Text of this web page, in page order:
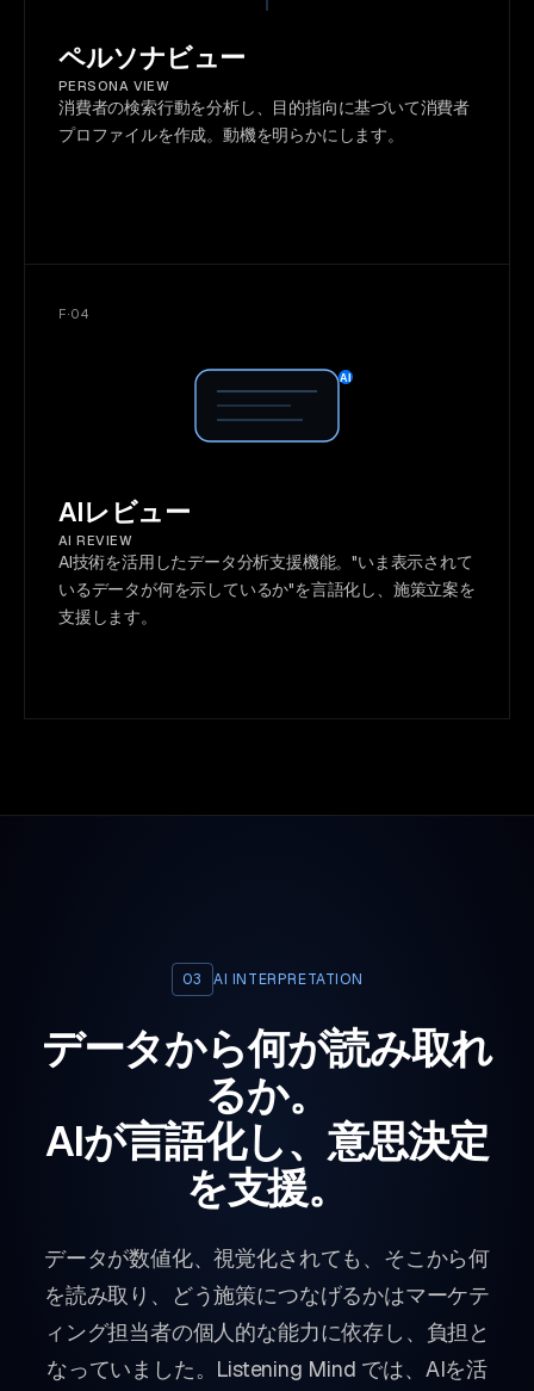
ペルソナビュー
PERSONA VIEW
消費者の検索行動を分析し、目的指向に基づいて消費者
プロファイルを作成。動機を明らかにします。
F·04
AI
AIレビュー
AI REVIEW
AI技術を活用したデータ分析支援機能。"いま表示されて
いるデータが何を示しているか"を言語化し、施策立案を
支援します。
03 AI INTERPRETATION
データから何が読み取れ
るか。
AIが言語化し、意思決定
を支援。
データが数値化、視覚化されても、そこから何
を読み取り、どう施策につなげるかはマーケテ
ィング担当者の個人的な能力に依存し、負担と
なっていました。Listening Mind では、AIを活